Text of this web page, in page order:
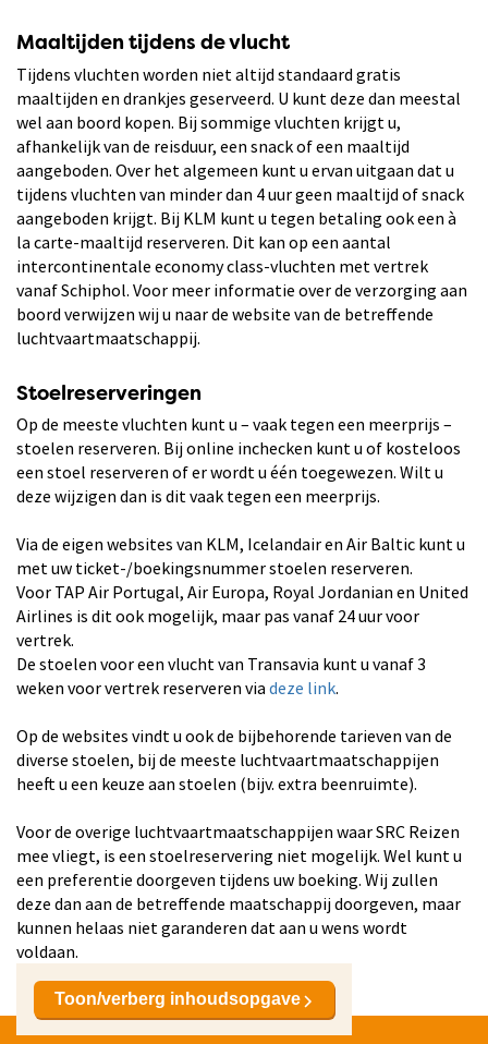
Maaltijden tijdens de vlucht
Tijdens vluchten worden niet altijd standaard gratis
maaltijden en drankjes geserveerd. U kunt deze dan meestal
wel aan boord kopen. Bij sommige vluchten krijgt u,
afhankelijk van de reisduur, een snack of een maaltijd
aangeboden. Over het algemeen kunt u ervan uitgaan dat u
tijdens vluchten van minder dan 4 uur geen maaltijd of snack
aangeboden krijgt. Bij KLM kunt u tegen betaling ook een à
la carte-maaltijd reserveren. Dit kan op een aantal
intercontinentale economy class-vluchten met vertrek
vanaf Schiphol. Voor meer informatie over de verzorging aan
boord verwijzen wij u naar de website van de betreffende
luchtvaartmaatschappij.
Stoelreserveringen
Op de meeste vluchten kunt u – vaak tegen een meerprijs –
stoelen reserveren. Bij online inchecken kunt u of kosteloos
een stoel reserveren of er wordt u één toegewezen. Wilt u
deze wijzigen dan is dit vaak tegen een meerprijs.
Via de eigen websites van KLM, Icelandair en Air Baltic kunt u
met uw ticket-/boekingsnummer stoelen reserveren.
Voor TAP Air Portugal, Air Europa, Royal Jordanian en United
Airlines is dit ook mogelijk, maar pas vanaf 24 uur voor
vertrek.
De stoelen voor een vlucht van Transavia kunt u vanaf 3
weken voor vertrek reserveren via deze link.
Op de websites vindt u ook de bijbehorende tarieven van de
diverse stoelen, bij de meeste luchtvaartmaatschappijen
heeft u een keuze aan stoelen (bijv. extra beenruimte).
Voor de overige luchtvaartmaatschappijen waar SRC Reizen
mee vliegt, is een stoelreservering niet mogelijk. Wel kunt u
een preferentie doorgeven tijdens uw boeking. Wij zullen
deze dan aan de betreffende maatschappij doorgeven, maar
kunnen helaas niet garanderen dat aan u wens wordt
voldaan.
Toon/verberg inhoudsopgave